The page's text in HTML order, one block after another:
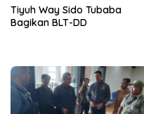
Tiyuh Way Sido Tubaba
Bagikan BLT-DD